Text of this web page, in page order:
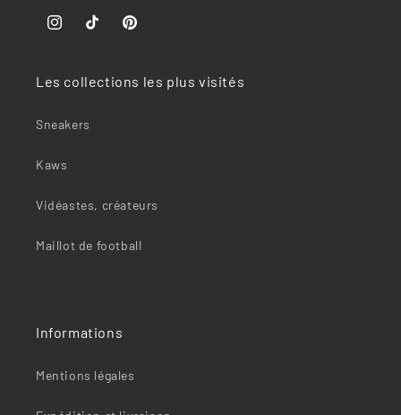
InstagramTikTok Pinterest
Les collections les plus visités
Sneakers
Kaws
Vidéastes, créateurs
Maillot de football
Informations
Mentions légales